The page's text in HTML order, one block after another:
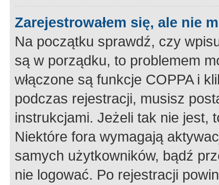
Zarejestrowałem się, ale nie
Na początku sprawdź, czy
są w porządku, to problemem
włączone są funkcje COPPA i
podczas rejestracji, musisz
instrukcjami. Jeżeli tak nie jest,
Niektóre fora wymagają
samych użytkowników, bądź
nie logować. Po rejestracji